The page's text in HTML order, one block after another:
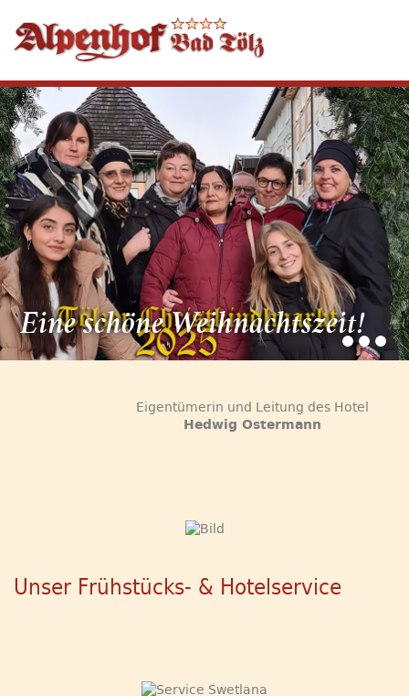
Eine schöne Weihnachtszeit!
Eigentümerin und Leitung des Hotel
Hedwig Ostermann
Unser Frühstücks- & Hotelservice